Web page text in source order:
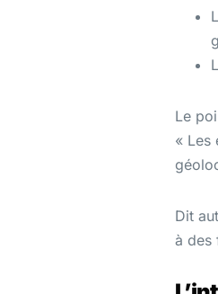
Le
« Les
Dit
à des